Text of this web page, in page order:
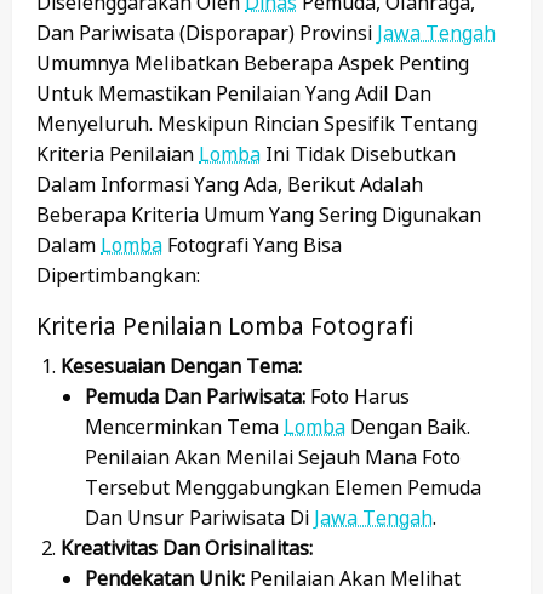
Dan Pariwisata (Disporapar) Provinsi Jawa Tengah
Umumnya Melibatkan Beberapa Aspek Penting
Untuk Memastikan Penilaian Yang Adil Dan
Menyeluruh. Meskipun Rincian Spesifik Tentang
Kriteria Penilaian Lomba Ini Tidak Disebutkan
Dalam Informasi Yang Ada, Berikut Adalah
Beberapa Kriteria Umum Yang Sering Digunakan
Dalam Lomba Fotografi Yang Bisa
Dipertimbangkan:
Kriteria Penilaian Lomba Fotografi
Kesesuaian Dengan Tema:
Pemuda Dan Pariwisata: Foto Harus
Mencerminkan Tema Lomba Dengan Baik.
Penilaian Akan Menilai Sejauh Mana Foto
Tersebut Menggabungkan Elemen Pemuda
Dan Unsur Pariwisata Di Jawa Tengah.
Kreativitas Dan Orisinalitas:
Pendekatan Unik: Penilaian Akan Melihat